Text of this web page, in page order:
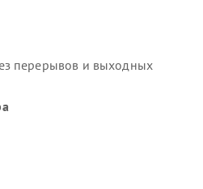
перерывов и выходных